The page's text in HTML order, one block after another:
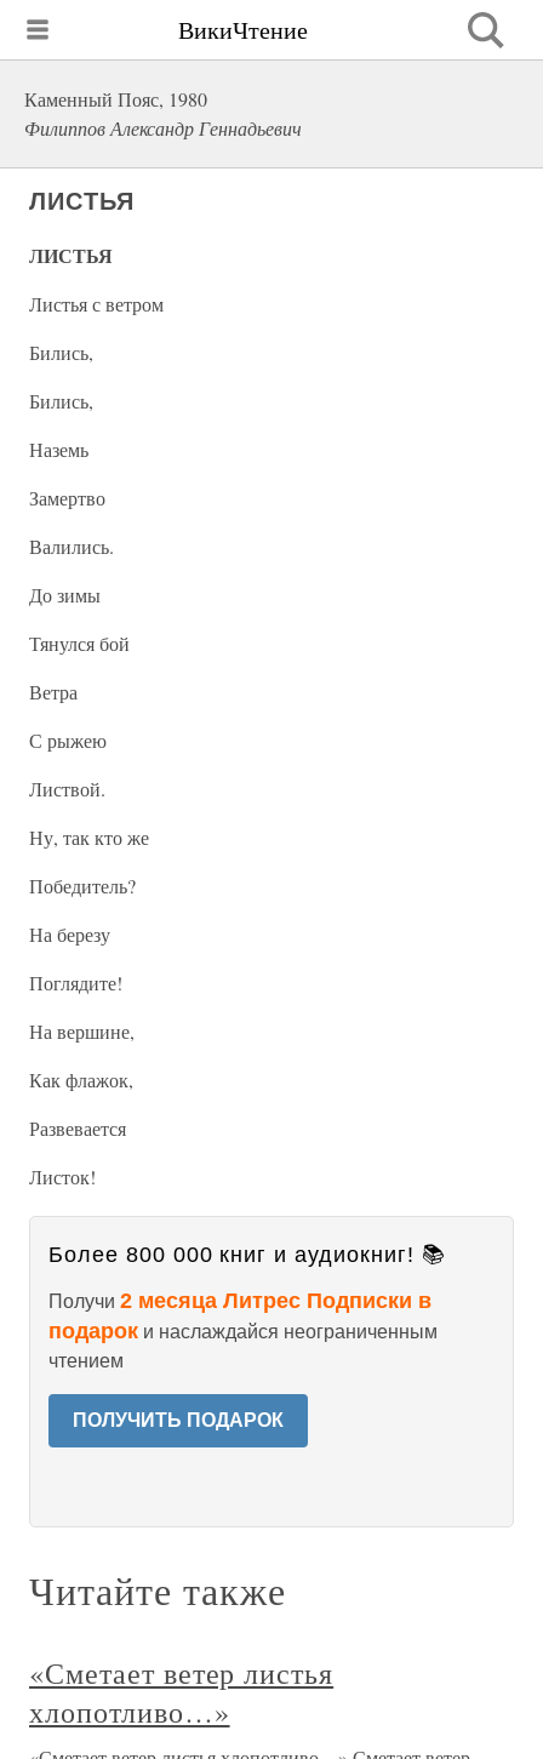
ВикиЧтение
Каменный Пояс, 1980
Филиппов Александр Геннадьевич
ЛИСТЬЯ
ЛИСТЬЯ
Листья с ветром
Бились,
Бились,
Наземь
Замертво
Валились.
До зимы
Тянулся бой
Ветра
С рыжею
Листвой.
Ну, так кто же
Победитель?
На березу
Поглядите!
На вершине,
Как флажок,
Развевается
Листок!
Более 800 000 книг и аудиокниг! 📚
Получи 2 месяца Литрес Подписки в
подарок и наслаждайся неограниченным
чтением
ПОЛУЧИТЬ ПОДАРОК
Читайте также
«Сметает ветер листья
хлопотливо…»